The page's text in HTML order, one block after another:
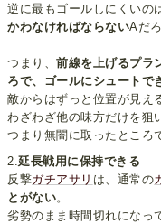
逆に最もゴールしにくいの
かわなければならないAだろ
つまり、前線を上げるプラ
ろで、ゴールにシュートで
敵からはずっと位置が見え
わざわざ他の味方だけを狙
つまり無闇に取ったところ
2.延長戦用に保持できる
反撃ガチアサリ は、通常の
とがない。
劣勢のまま時間切れになっ